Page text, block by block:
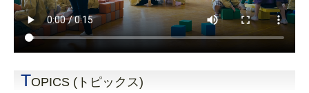
TOPICS (トピックス)